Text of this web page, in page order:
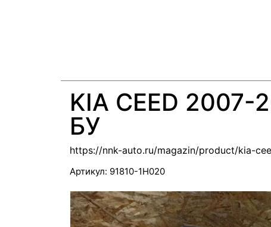
KIA CEED 2007-
БУ
https://nnk-auto.ru/magazin/product/kia-
Артикул: 91810-1H020